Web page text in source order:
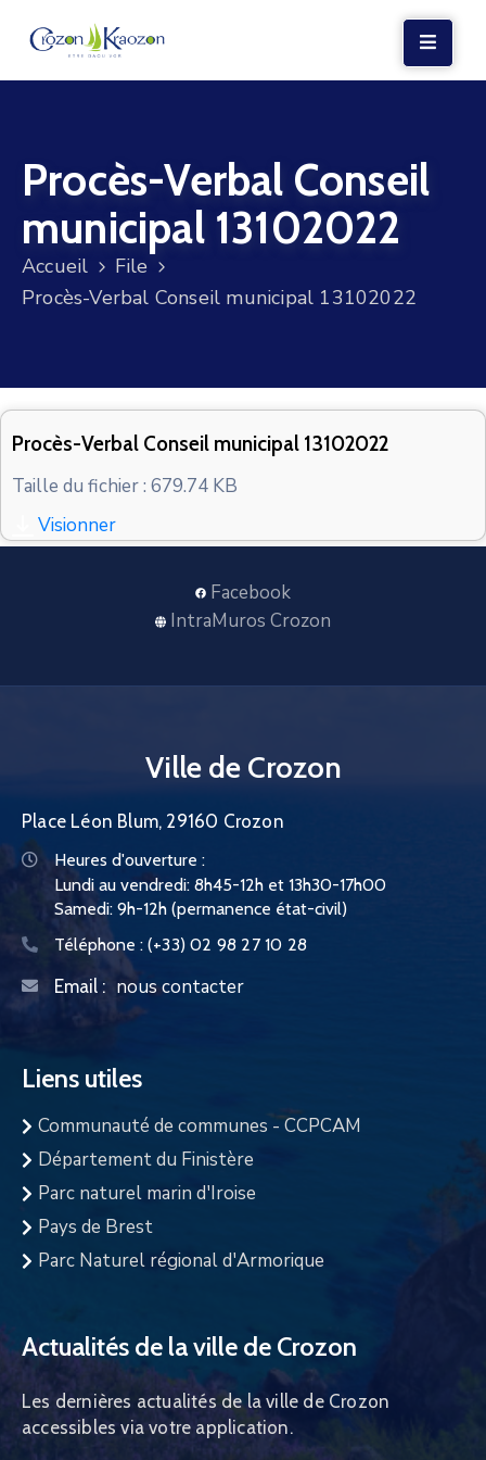
VIE
LOCALE
VIE
SOCIALE
DÉMARCHES
CONTACT
Procès-Verbal Conseil
municipal 13102022
Accueil
File
Procès-Verbal Conseil municipal 13102022
Procès-Verbal Conseil municipal 13102022
Taille du fichier : 679.74 KB
Visionner
Facebook
IntraMuros Crozon
Ville de Crozon
Place Léon Blum, 29160 Crozon
Heures d'ouverture :
Lundi au vendredi: 8h45-12h et 13h30-17h00
Samedi: 9h-12h (permanence état-civil)
Téléphone : (+33) 02 98 27 10 28
Email : nous contacter
Liens utiles
Communauté de communes - CCPCAM
Département du Finistère
Parc naturel marin d'Iroise
Pays de Brest
Parc Naturel régional d'Armorique
Actualités de la ville de Crozon
Les dernières actualités de la ville de Crozon
accessibles via votre application.